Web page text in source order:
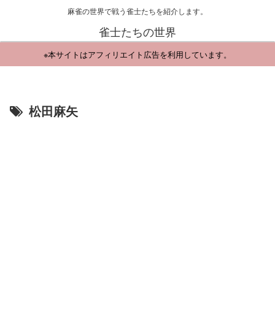
麻雀の世界で戦う雀士たちを紹介します。
雀士たちの世界
※本サイトはアフィリエイト広告を利用しています。
松田麻矢